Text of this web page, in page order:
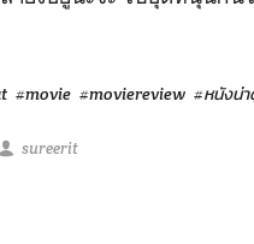
#movie #moviereview #หนังน่า
sureerit